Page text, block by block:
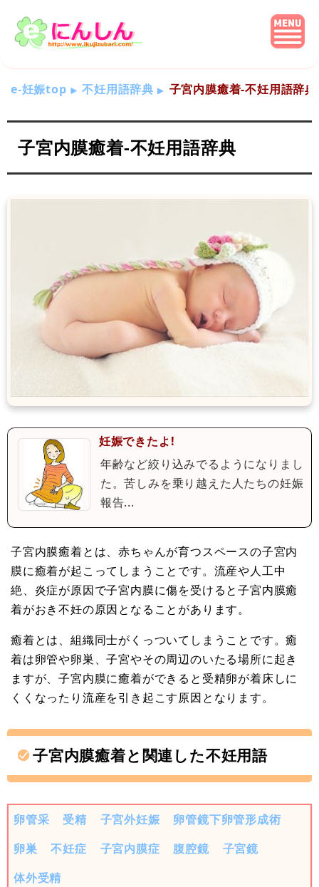
e-妊娠top 不妊用語辞典 子宮内膜癒着-不妊用語辞典
子宮内膜癒着-不妊用語辞典
妊娠できたよ!
年齢など絞り込みでるようになりまし
た。苦しみを乗り越えた人たちの妊娠
報告...
子宮内膜癒着とは、赤ちゃんが育つスペースの子宮内
膜に癒着が起こってしまうことです。流産や人工中
絶、炎症が原因で子宮内膜に傷を受けると子宮内膜癒
着がおき不妊の原因となることがあります。
癒着とは、組織同士がくっついてしまうことです。癒
着は卵管や卵巣、子宮やその周辺のいたる場所に起き
ますが、子宮内膜に癒着ができると受精卵が着床しに
くくなったり流産を引き起こす原因となります。
子宮内膜癒着と関連した不妊用語
卵管采 受精 子宮外妊娠
卵管鏡下卵管形成術
卵巣
不妊症 子宮内膜症 腹腔鏡
子宮鏡
体外受精